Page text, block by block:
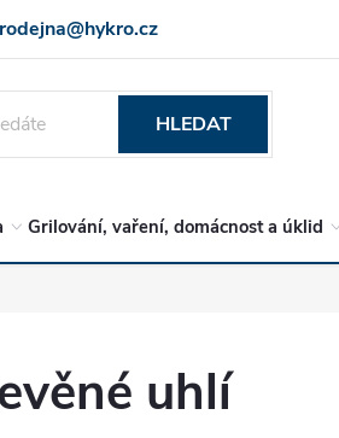
Postup při reklamaci -jak zboží vrátit?
HLEDAT
Grilování, vaření, domácnost a úklid
uhlí